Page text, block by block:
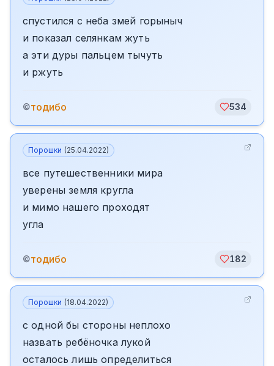
спустился с неба змей горыныч
и показал селянкам жуть
а эти дуры пальцем тычуть
и ржуть
©тодибо 534
Порошки (25.04.2022)
все путешественники мира
уверены земля кругла
и мимо нашего проходят
угла
©тодибо 182
Порошки (18.04.2022)
с одной бы стороны неплохо
назвать ребёночка лукой
осталось лишь определиться